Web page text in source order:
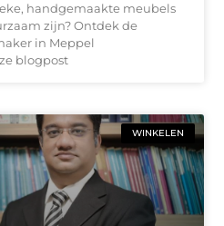
handgemaakte meubels
zijn? Ontdek de
in Meppel
blogpost
WINKELEN